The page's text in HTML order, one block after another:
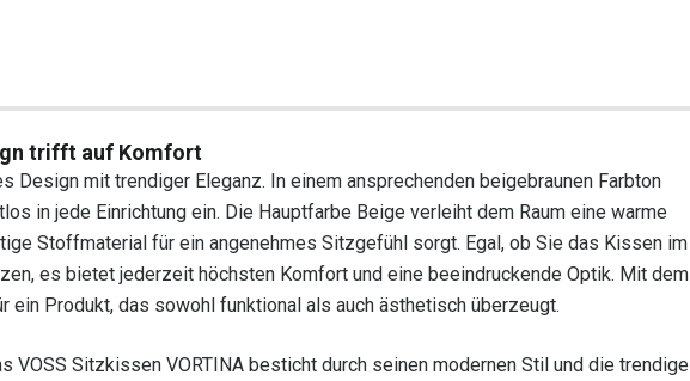
trifft auf Komfort
Design mit trendiger Eleganz. In einem ansprechenden beigebraunen Farbton
in jede Einrichtung ein. Die Hauptfarbe Beige verleiht dem Raum eine warme
Stoffmaterial für ein angenehmes Sitzgefühl sorgt. Egal, ob Sie das Kissen im
es bietet jederzeit höchsten Komfort und eine beeindruckende Optik. Mit dem
ein Produkt, das sowohl funktional als auch ästhetisch überzeugt.
VOSS Sitzkissen VORTINA besticht durch seinen modernen Stil und die trendige